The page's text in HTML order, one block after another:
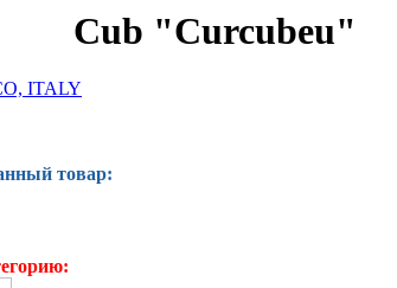
Cub "Curcubeu"
ITALY
товар: